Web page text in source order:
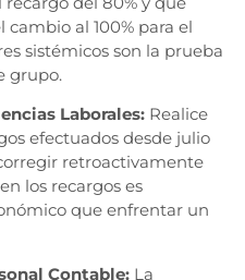
al 100% para el
sistémicos son la prueba
grupo.
Laborales: Realice
efectuados desde julio
retroactivamente
los recargos es
que enfrentar un
Contable: La